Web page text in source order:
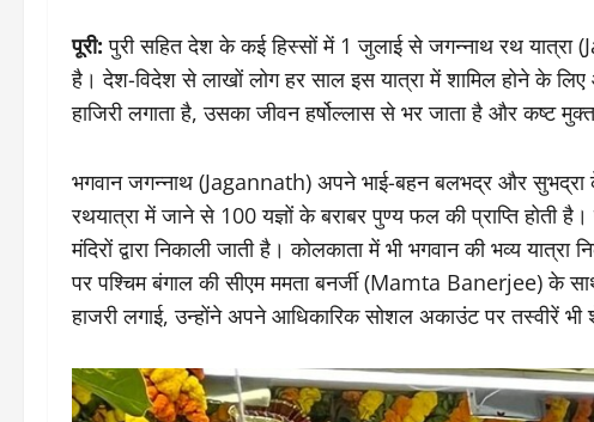
पूरी: पुरी सहित देश के कई हिस्सों में 1 जुलाई से जगन्नाथ रथ
है। देश-विदेश से लाखों लोग हर साल इस यात्रा में शामिल होने के
हाजिरी लगाता है, उसका जीवन हर्षोल्लास से भर जाता है और कष्ट
भगवान जगन्नाथ (Jagannath) अपने भाई-बहन बलभद्र और
रथयात्रा में जाने से 100 यज्ञों के बराबर पुण्य फल की प्राप्ति होती
मंदिरों द्वारा निकाली जाती है। कोलकाता में भी भगवान की भव्य
पर पश्चिम बंगाल की सीएम ममता बनर्जी (Mamta Banerjee) के
हाजरी लगाई, उन्होंने अपने आधिकारिक सोशल अकाउंट पर तस्वीरें भी